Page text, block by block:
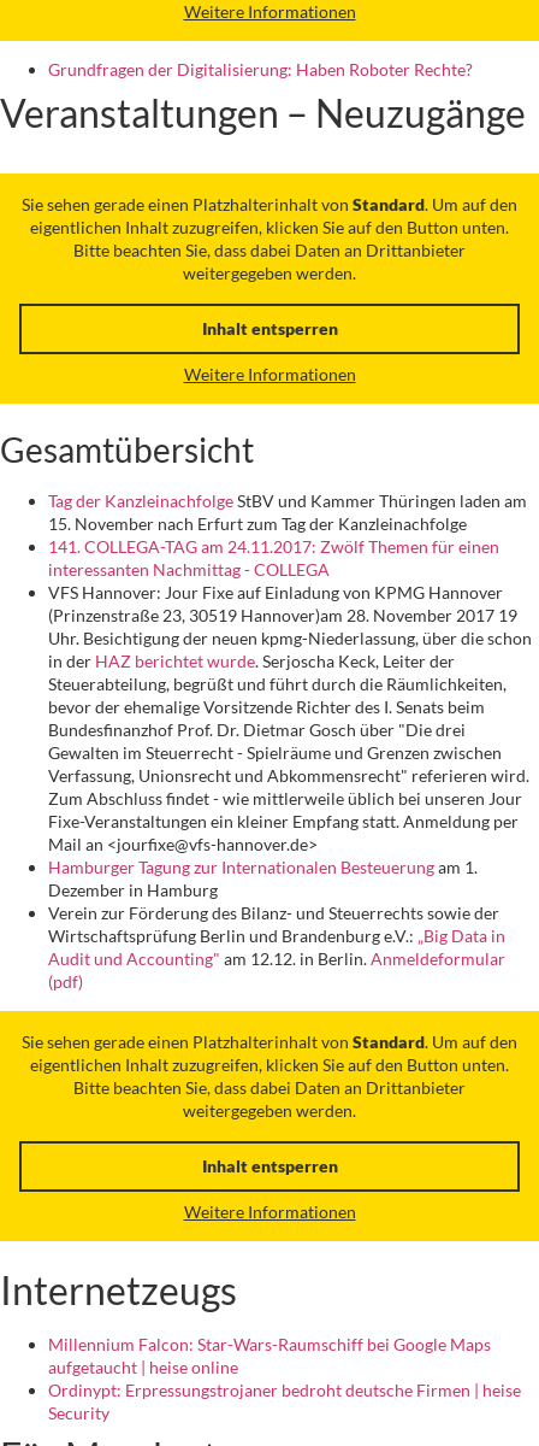
Weitere Informationen
Grundfragen der Digitalisierung: Haben Roboter Rechte?
Veranstaltungen – Neuzugänge
Sie sehen gerade einen Platzhalterinhalt von Standard. Um auf den
eigentlichen Inhalt zuzugreifen, klicken Sie auf den Button unten.
Bitte beachten Sie, dass dabei Daten an Drittanbieter
weitergegeben werden.
Inhalt entsperren
Weitere Informationen
Gesamtübersicht
Tag der KanzleinachfolgeStBV und Kammer Thüringen laden am
15. November nach Erfurt zum Tag der Kanzleinachfolge
141. COLLEGA-TAG am 24.11.2017: Zwölf Themen für einen
interessanten Nachmittag - COLLEGA
VFS Hannover: Jour Fixe auf Einladung von KPMG Hannover
(Prinzenstraße 23, 30519 Hannover)am 28. November 2017 19
Uhr. Besichtigung der neuen kpmg-Niederlassung, über die schon
in der HAZ berichtet wurde. Serjoscha Keck, Leiter der
Steuerabteilung, begrüßt und führt durch die Räumlichkeiten,
bevor der ehemalige Vorsitzende Richter des I. Senats beim
Bundesfinanzhof Prof. Dr. Dietmar Gosch über "Die drei
Gewalten im Steuerrecht - Spielräume und Grenzen zwischen
Verfassung, Unionsrecht und Abkommensrecht" referieren wird.
Zum Abschluss findet - wie mittlerweile üblich bei unseren Jour
Fixe-Veranstaltungen ein kleiner Empfang statt. Anmeldung per
Mail an <jourfixe@vfs-hannover.de>
Hamburger Tagung zur Internationalen Besteuerungam 1.
Dezember in Hamburg
Verein zur Förderung des Bilanz- und Steuerrechts sowie der
Wirtschaftsprüfung Berlin und Brandenburg e.V.: „Big Data in
Audit und Accounting" am 12.12. in Berlin.Anmeldeformular
(pdf)
Sie sehen gerade einen Platzhalterinhalt von Standard. Um auf den
eigentlichen Inhalt zuzugreifen, klicken Sie auf den Button unten.
Bitte beachten Sie, dass dabei Daten an Drittanbieter
weitergegeben werden.
Inhalt entsperren
Weitere Informationen
Internetzeugs
Millennium Falcon: Star-Wars-Raumschiff bei Google Maps
aufgetaucht | heise online
Ordinypt: Erpressungstrojaner bedroht deutsche Firmen | heise
Security